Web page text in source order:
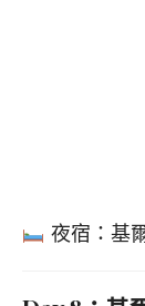
夜宿：基